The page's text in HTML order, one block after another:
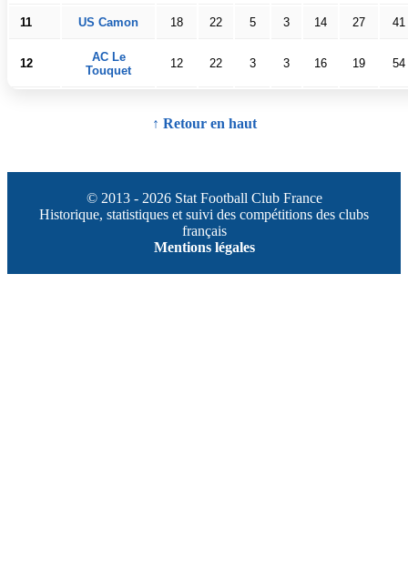
11 US Camon 18 22 5 3 14 27 41
12
AC Le
Touquet
12 22 3 3 16 19 54
↑ Retour en haut
© 2013 - 2026 Stat Football Club France
Historique, statistiques et suivi des compétitions des clubs
français
Mentions légales